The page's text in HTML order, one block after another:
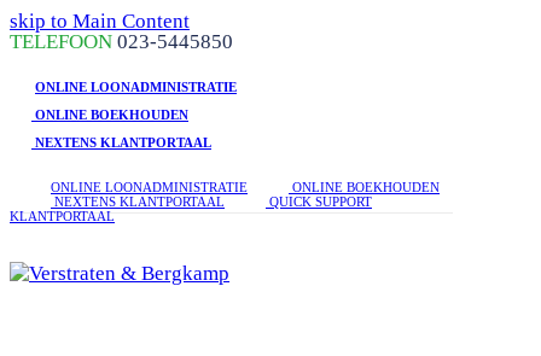
skip to Main Content
linkedin
facebook
phone
TELEFOON 023-5445850
ONLINE LOONADMINISTRATIE
ONLINE BOEKHOUDEN
NEXTENS KLANTPORTAAL
ONLINE LOONADMINISTRATIE
ONLINE BOEKHOUDEN
NEXTENS KLANTPORTAAL
QUICK SUPPORT
KLANTPORTAAL